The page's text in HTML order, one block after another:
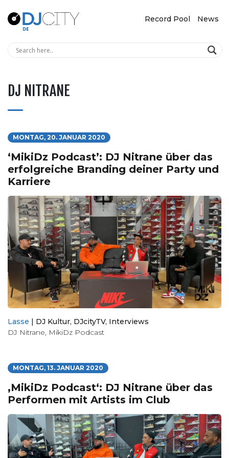
Record Pool News
DJ NITRANE
MONTAG, 20. JANUAR 2020
‘MikiDz Podcast’: DJ Nitrane über das
erfolgreiche Branding deiner Party und
Karriere
Lasse | DJ Kultur, DJcityTV, Interviews
DJ Nitrane, MikiDz Podcast
MONTAG, 13. JANUAR 2020
‚MikiDz Podcast‘: DJ Nitrane über das
Performen mit Artists im Club